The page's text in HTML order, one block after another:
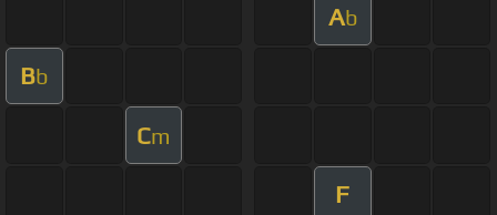
Ab
Bb
Cm
F